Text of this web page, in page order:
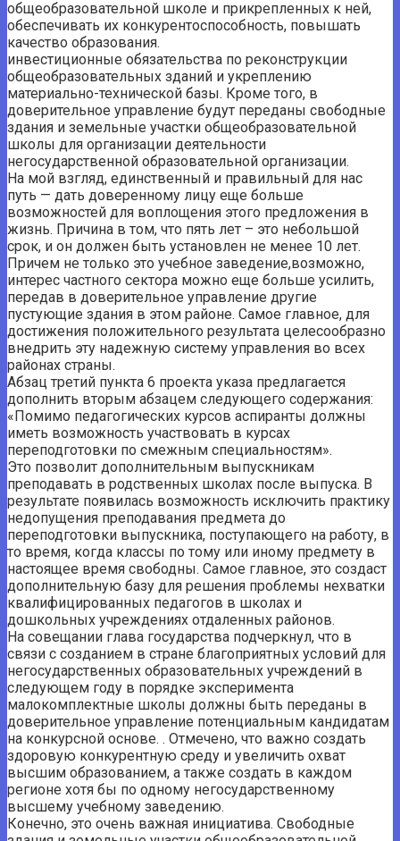
общеобразовательной школе и прикрепленных к ней,
обеспечивать их конкурентоспособность, повышать
качество образования.
инвестиционные обязательства по реконструкции
общеобразовательных зданий и укреплению
материально-технической базы. Кроме того, в
доверительное управление будут переданы свободные
здания и земельные участки общеобразовательной
школы для организации деятельности
негосударственной образовательной организации.
На мой взгляд, единственный и правильный для нас
путь — дать доверенному лицу еще больше
возможностей для воплощения этого предложения в
жизнь. Причина в том, что пять лет – это небольшой
срок, и он должен быть установлен не менее 10 лет.
Причем не только это учебное заведение,возможно,
интерес частного сектора можно еще больше усилить,
передав в доверительное управление другие
пустующие здания в этом районе. Самое главное, для
достижения положительного результата целесообразно
внедрить эту надежную систему управления во всех
районах страны.
Абзац третий пункта 6 проекта указа предлагается
дополнить вторым абзацем следующего содержания:
«Помимо педагогических курсов аспиранты должны
иметь возможность участвовать в курсах
переподготовки по смежным специальностям».
Это позволит дополнительным выпускникам
преподавать в родственных школах после выпуска. В
результате появилась возможность исключить практику
недопущения преподавания предмета до
переподготовки выпускника, поступающего на работу, в
то время, когда классы по тому или иному предмету в
настоящее время свободны. Самое главное, это создаст
дополнительную базу для решения проблемы нехватки
квалифицированных педагогов в школах и
дошкольных учреждениях отдаленных районов.
На совещании глава государства подчеркнул, что в
связи с созданием в стране благоприятных условий для
негосударственных образовательных учреждений в
следующем году в порядке эксперимента
малокомплектные школы должны быть переданы в
доверительное управление потенциальным кандидатам
на конкурсной основе. . Отмечено, что важно создать
здоровую конкурентную среду и увеличить охват
высшим образованием, а также создать в каждом
регионе хотя бы по одному негосударственному
высшему учебному заведению.
Конечно, это очень важная инициатива. Свободные